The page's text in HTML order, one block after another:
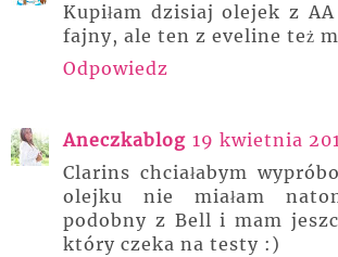
Kupiłam dzisiaj olejek z
fajny, ale ten z eveline też
Odpowiedz
Aneczkablog 19 kwietnia
Clarins chciałabym
olejku nie miałam
podobny z Bell i mam
który czeka na testy :)